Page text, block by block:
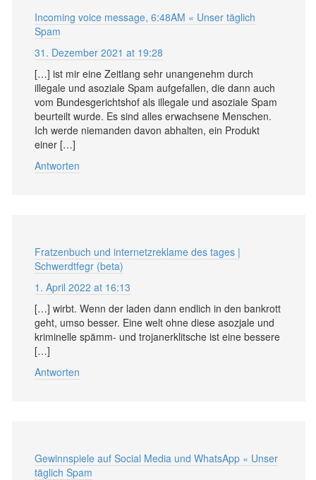
Incoming voice message, 6:48AM « Unser täglich
Spam
31. Dezember 2021 at 19:28
[…] ist mir eine Zeitlang sehr unangenehm durch
illegale und asoziale Spam aufgefallen, die dann auch
vom Bundesgerichtshof als illegale und asoziale Spam
beurteilt wurde. Es sind alles erwachsene Menschen.
Ich werde niemanden davon abhalten, ein Produkt
einer […]
Antworten
Fratzenbuch und internetzreklame des tages |
Schwerdtfegr (beta)
1. April 2022 at 16:13
[…] wirbt. Wenn der laden dann endlich in den bankrott
geht, umso besser. Eine welt ohne diese asozjale und
kriminelle spämm- und trojanerklitsche ist eine bessere
[…]
Antworten
Gewinnspiele auf Social Media und WhatsApp « Unser
täglich Spam